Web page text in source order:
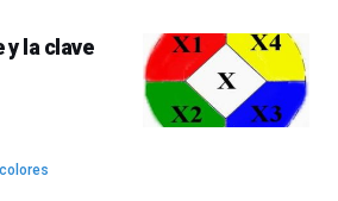
y la clave